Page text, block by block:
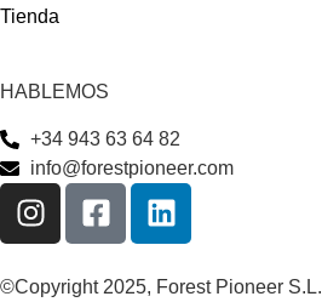
Tienda
HABLEMOS
+34 943 63 64 82
info@forestpioneer.com
©Copyright 2025, Forest Pioneer S.L.